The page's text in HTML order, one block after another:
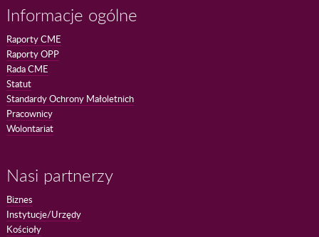
Informacje ogólne
Raporty CME
Raporty OPP
Rada CME
Statut
Standardy Ochrony Małoletnich
Pracownicy
Wolontariat
Nasi partnerzy
Biznes
Instytucje/Urzędy
Kościoły